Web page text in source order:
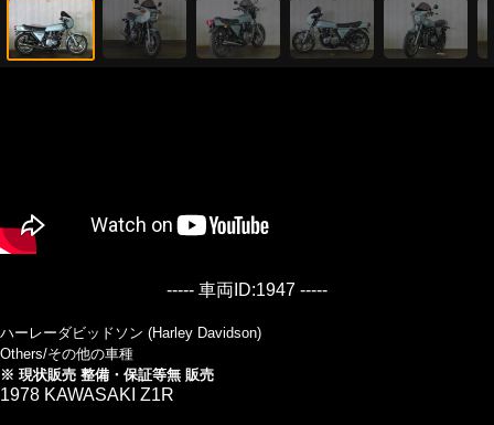
----- 車両ID:1947 -----
ハーレーダビッドソン (Harley Davidson)
Others/その他の車種
※ 現状販売 整備・保証等無 販売
1978 KAWASAKI Z1R